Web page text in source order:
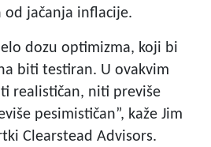
od jačanja inflacije.
dozu optimizma, koji bi
biti testiran. U ovakvim
realističan, niti previše
pesimističan”, kaže Jim
Clearstead Advisors.